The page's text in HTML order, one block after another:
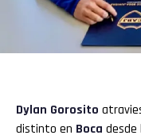
Dylan Gorosito
distinto en Boca desde